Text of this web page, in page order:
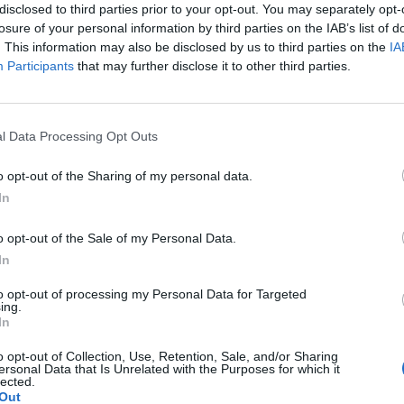
to third parties prior to your opt-out. You may separately
of your personal information by third parties on the IAB’s list of
This information may also be disclosed by us to third parties on the
Participants that may further disclose it to other third parties.
Data Processing Opt Outs
opt-out of the Sharing of my personal data.
opt-out of the Sale of my Personal Data.
opt-out of processing my Personal Data for Targeted
opt-out of Collection, Use, Retention, Sale, and/or Sharing
Data that Is Unrelated with the Purposes for which it
che fanno ancora sentire il loro peso
del 2011, risultato in discesa. Ma
il giro d'affari risulta in netta risalita
dicembre 2011 si contano due giornate
fatturato grezzo l'Istat rileva addirittura
nel 2011 è risultato pari al 5,9% (+13,8%
al + 10,5% ricavato fuori dai confini
di passo su base mensile è evidente,
è nettamente negativo (-4,3%),
causa della caduta registrata dalla
L'andamento per settore mostra
su base annua, sia fatturato che
subito dei crolli nel comparto della
di computer, prodotti di elettronica e
Rudy Giuliani a Come States?
americana